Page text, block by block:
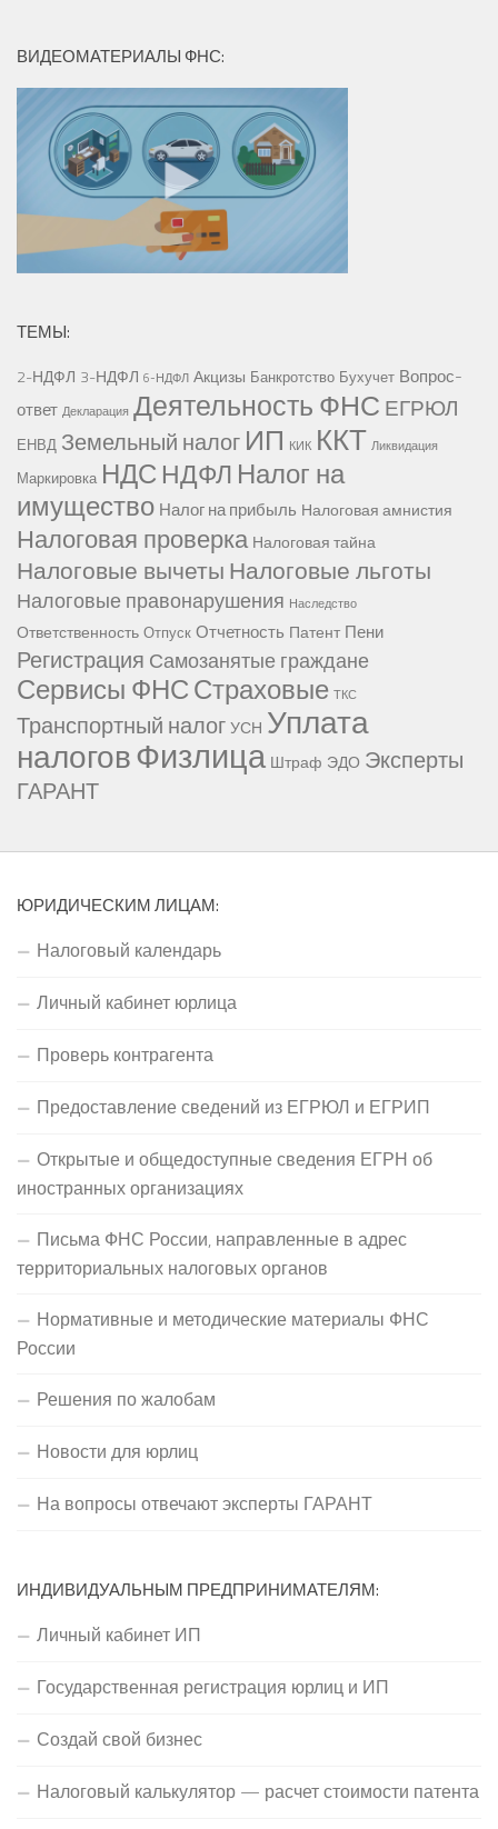
ВИДЕОМАТЕРИАЛЫ ФНС:
ТЕМЫ:
2-НДФЛ 3-НДФЛ 6-НДФЛ Акцизы Банкротство Бухучет Вопрос-
ответ Декларация Деятельность ФНС ЕГРЮЛ
ЕНВД Земельный налог ИП КИК ККТ Ликвидация
Маркировка НДС НДФЛ Налог на
имущество Налог на прибыль Налоговая амнистия
Налоговая проверка Налоговая тайна
Налоговые вычетыНалоговые льготы
Налоговые правонарушения Наследство
Ответственность Отпуск Отчетность Патент Пени
Регистрация Самозанятые граждане
Сервисы ФНССтраховые ТКС
Транспортный налогУСН Уплата
налоговФизлица Штраф ЭДО Эксперты
ГАРАНТ
ЮРИДИЧЕСКИМ ЛИЦАМ:
Налоговый календарь
Личный кабинет юрлица
Проверь контрагента
Предоставление сведений из ЕГРЮЛ и ЕГРИП
Открытые и общедоступные сведения ЕГРН об
иностранных организациях
Письма ФНС России, направленные в адрес
территориальных налоговых органов
Нормативные и методические материалы ФНС
России
Решения по жалобам
Новости для юрлиц
На вопросы отвечают эксперты ГАРАНТ
ИНДИВИДУАЛЬНЫМ ПРЕДПРИНИМАТЕЛЯМ:
Личный кабинет ИП
Государственная регистрация юрлиц и ИП
Создай свой бизнес
Налоговый калькулятор — расчет стоимости патента